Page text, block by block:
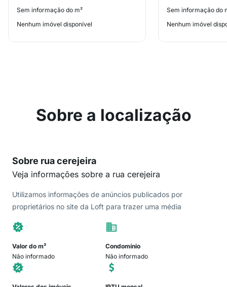
Sem informação do m²
Nenhum imóvel disponível
Sem informação do
Nenhum imóvel
Sobre a localização
Sobre rua cerejeira
Veja informações sobre a rua cerejeira
Utilizamos informações de anúncios publicados por
proprietários no site da Loft para trazer uma média
Valor do m²
Não informado
Condomínio
Não informado